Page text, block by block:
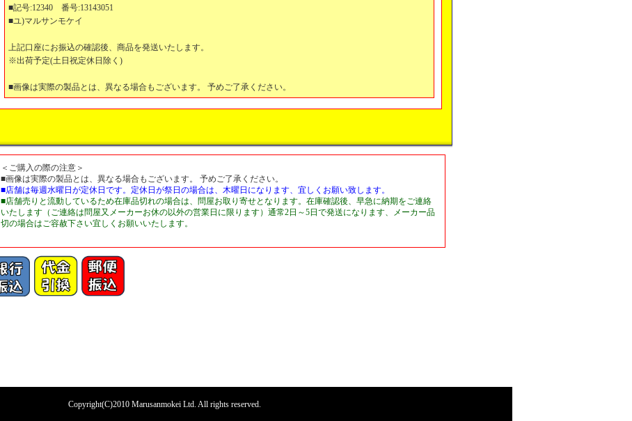
■記号:12340 番号:13143051
■ユ)マルサンモケイ
上記口座にお振込の確認後、商品を発送いたします。
※出荷予定(土日祝定休日除く)
■画像は実際の製品とは、異なる場合もございます。 予めご了承ください。
＜ご購入の際の注意＞
■画像は実際の製品とは、異なる場合もございます。 予めご了承ください。
■店舗は毎週水曜日が定休日です。定休日が祭日の場合は、木曜日になります、宜しくお願い致します。
■店舗売りと流動しているため在庫品切れの場合は、問屋お取り寄せとなります。在庫確認後、早急に納期をご連絡
いたします（ご連絡は問屋又メーカーお休の以外の営業日に限ります）通常2日～5日で発送になります、メーカー品
切の場合はご容赦下さい宜しくお願いいたします。
Copyright(C)2010 Marusanmokei Ltd. All rights reserved.